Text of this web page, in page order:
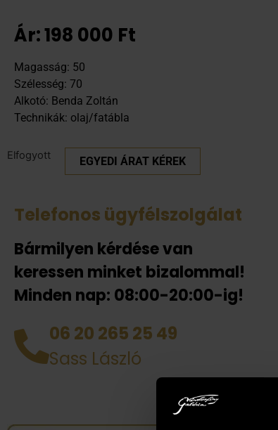
Ár:198 000 Ft
Magasság: 50
Szélesség: 70
Alkotó: Benda Zoltán
Technikák: olaj/fatábla
Elfogyott EGYEDI ÁRAT KÉREK
Telefonos ügyfélszolgálat
Bármilyen kérdése van
keressen minket bizalommal!
Minden nap: 08:00-20:00-ig!
06 20 265 25 49
Sass László